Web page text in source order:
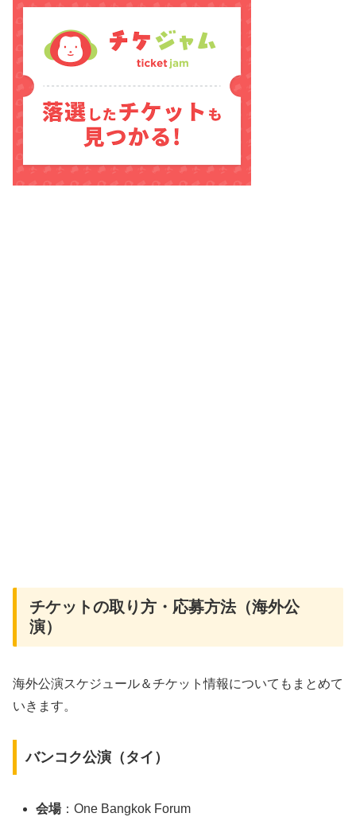
チケットの取り方・応募方法（海外公
演）
海外公演スケジュール＆チケット情報についてもまとめて
いきます。
バンコク公演（タイ）
会場：One Bangkok Forum